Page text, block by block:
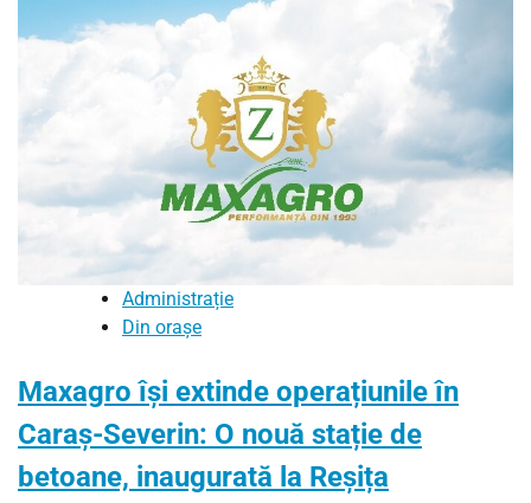
Administrație
Din orașe
Maxagro își extinde operațiunile în
Caraș-Severin: O nouă stație de
betoane, inaugurată la Reșița